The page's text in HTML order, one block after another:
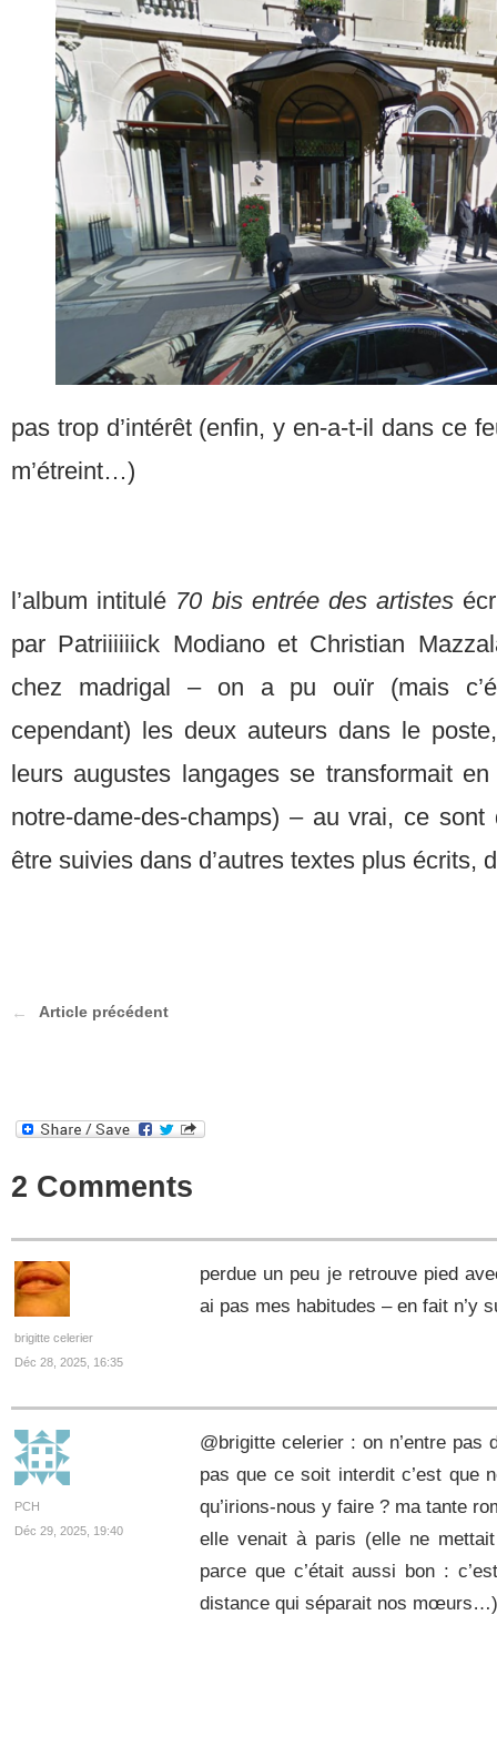
pas trop d’intérêt (enfin, y en-a-t-il dans ce
m’étreint…)
l’album intitulé 70 bis entrée des artistes
par Patriiiiiick Modiano et Christian
chez madrigal – on a pu ouïr (mais
cependant) les deux auteurs dans le
leurs augustes langages se transformait
notre-dame-des-champs) – au vrai, ce
être suivies dans d’autres textes plus écrits,
Article précédent
2 Comments
brigitte celerier
Déc 28, 2025, 16:35
perdue un peu je retrouve pied
ai pas mes habitudes – en fait n’y
PCH
Déc 29, 2025, 19:40
@brigitte celerier : on n’entre pas
pas que ce soit interdit c’est que
qu’irions-nous y faire ? ma tante
elle venait à paris (elle ne
parce que c’était aussi bon :
distance qui séparait nos